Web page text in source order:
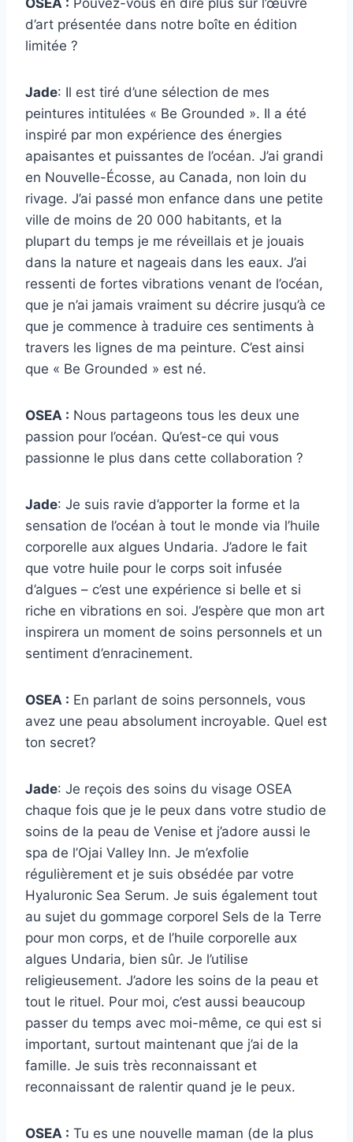
d’art présentée dans notre boîte en édition
limitée ?
Jade: Il est tiré d’une sélection de mes
peintures intitulées « Be Grounded ». Il a été
inspiré par mon expérience des énergies
apaisantes et puissantes de l’océan. J’ai grandi
en Nouvelle-Écosse, au Canada, non loin du
rivage. J’ai passé mon enfance dans une petite
ville de moins de 20 000 habitants, et la
plupart du temps je me réveillais et je jouais
dans la nature et nageais dans les eaux. J’ai
ressenti de fortes vibrations venant de l’océan,
que je n’ai jamais vraiment su décrire jusqu’à ce
que je commence à traduire ces sentiments à
travers les lignes de ma peinture. C’est ainsi
que « Be Grounded » est né.
OSEA : Nous partageons tous les deux une
passion pour l’océan. Qu’est-ce qui vous
passionne le plus dans cette collaboration ?
Jade: Je suis ravie d’apporter la forme et la
sensation de l’océan à tout le monde via l’huile
corporelle aux algues Undaria. J’adore le fait
que votre huile pour le corps soit infusée
d’algues – c’est une expérience si belle et si
riche en vibrations en soi. J’espère que mon art
inspirera un moment de soins personnels et un
sentiment d’enracinement.
OSEA : En parlant de soins personnels, vous
avez une peau absolument incroyable. Quel est
ton secret?
Jade: Je reçois des soins du visage OSEA
chaque fois que je le peux dans votre studio de
soins de la peau de Venise et j’adore aussi le
spa de l’Ojai Valley Inn. Je m’exfolie
régulièrement et je suis obsédée par votre
Hyaluronic Sea Serum. Je suis également tout
au sujet du gommage corporel Sels de la Terre
pour mon corps, et de l’huile corporelle aux
algues Undaria, bien sûr. Je l’utilise
religieusement. J’adore les soins de la peau et
tout le rituel. Pour moi, c’est aussi beaucoup
passer du temps avec moi-même, ce qui est si
important, surtout maintenant que j’ai de la
famille. Je suis très reconnaissant et
reconnaissant de ralentir quand je le peux.
OSEA : Tu es une nouvelle maman (de la plus